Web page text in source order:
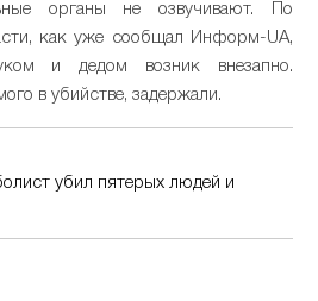
органы не озвучивают. По
как уже сообщал Информ-UA,
и дедом возник внезапно.
в убийстве, задержали.
убил пятерых людей и